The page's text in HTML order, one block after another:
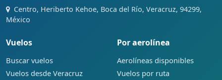
Centro, Heriberto Kehoe, Boca del Río, Veracruz, 94299,
México
Vuelos
Buscar vuelos
Vuelos desde Veracruz
Por aerolínea
Aerolíneas disponibles
Vuelos por ruta